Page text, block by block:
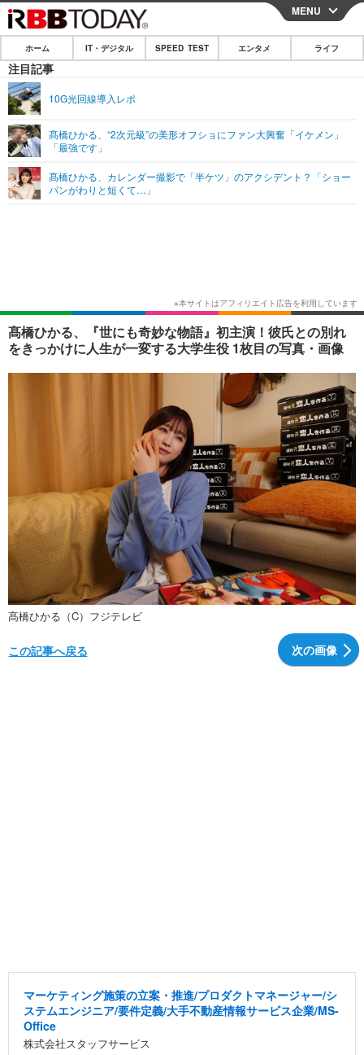
CLOSE
ホーム
IT・デジタル
ネタ
ショッピング その他
SPEED TEST
エンタメ
エンタメTOP
ショッピング その他
ライフ
MENU
ホーム IT・デジタル SPEED TEST エンタメ ライフ
注目記事
10G光回線導入レポ
髙橋ひかる、“2次元級”の美形オフショにファン大興奮「イケメン」
「最強です」
髙橋ひかる、カレンダー撮影で「半ケツ」のアクシデント？「ショー
パンがわりと短くて…」
髙橋ひかる、『世にも奇妙な物語』初主演！彼氏との別れ
をきっかけに人生が一変する大学生役 1枚目の写真・画像
髙橋ひかる（C）フジテレビ
次の画像
この記事へ戻る
マーケティング施策の立案・推進/プロダクトマネージャー/シ
ステムエンジニア/要件定義/大手不動産情報サービス企業/MS-
Office
株式会社スタッフサービス